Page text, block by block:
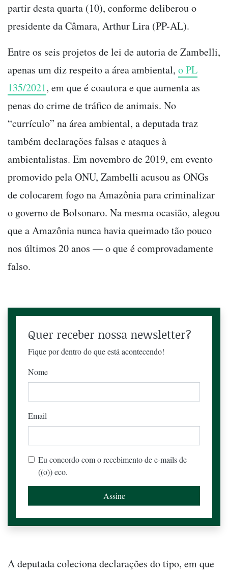
partir desta quarta (10), conforme deliberou o
presidente da Câmara, Arthur Lira (PP-AL).
Entre os seis projetos de lei de autoria de Zambelli,
apenas um diz respeito a área ambiental, o PL
135/2021, em que é coautora e que aumenta as
penas do crime de tráfico de animais. No
“currículo” na área ambiental, a deputada traz
também declarações falsas e ataques à
ambientalistas. Em novembro de 2019, em evento
promovido pela ONU, Zambelli acusou as ONGs
de colocarem fogo na Amazônia para criminalizar
o governo de Bolsonaro. Na mesma ocasião, alegou
que a Amazônia nunca havia queimado tão pouco
nos últimos 20 anos — o que é comprovadamente
falso.
Quer receber nossa newsletter?
Fique por dentro do que está acontecendo!
Nome
Email
Eu concordo com o recebimento de e-mails de
((o)) eco.
A deputada coleciona declarações do tipo, em que